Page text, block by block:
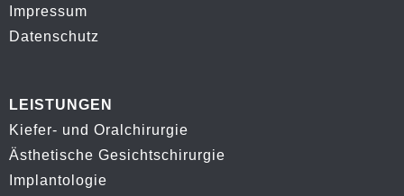
Impressum
Datenschutz
LEISTUNGEN
Kiefer- und Oralchirurgie
Ästhetische Gesichtschirurgie
Implantologie